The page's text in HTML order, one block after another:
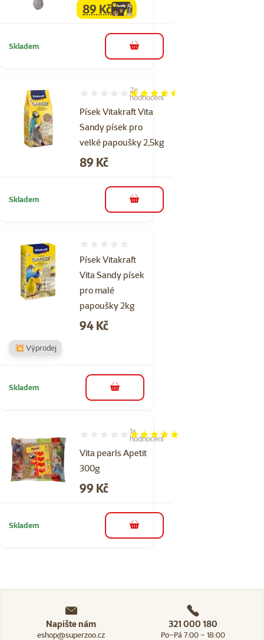
familycena
89 Kč
Skladem do košíku
Písek Vitakraft Vita
Sandy písek pro
velké papoušky 2,5kg
Hodnocení 90%, počet hodnocení: 2
2×
hodnocení
Cena
89 Kč
Skladem do košíku
Písek Vitakraft
Vita Sandy písek
pro malé
papoušky 2kg
Cena
94 Kč
💥 Výprodej
Skladem do košíku
Vita pearls Apetit
300g
Hodnocení 100%, počet hodnocení: 1
1×
hodnocení
Cena
99 Kč
Skladem do košíku
Napište nám
eshop@superzoo.cz
321 000 180
Po–Pá 7:00 – 18:00